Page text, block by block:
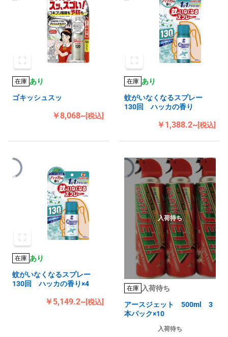
在庫 あり
ゴキッシュスッ
￥8,068~[税込]
在庫 あり
蚊がいなくなるスプレー
130回 ハッカの香り
￥1,388.2~[税込]
在庫 あり
蚊がいなくなるスプレー
130回 ハッカの香り×4
￥5,149.2~[税込]
入荷待ち
在庫 入荷待ち
アースジェット 500ml 3
本パック×10
入荷待ち